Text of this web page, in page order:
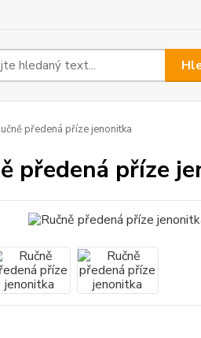
předená příze jenonitka
předená příze